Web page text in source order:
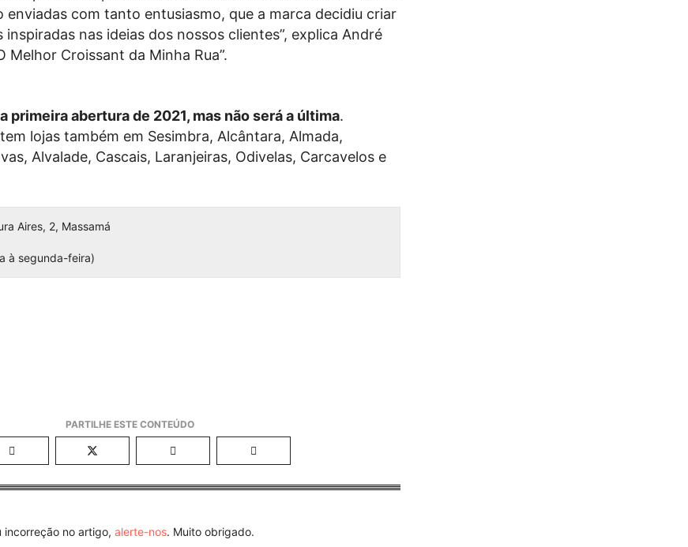
enviadas com tanto entusiasmo, que a marca decidiu criar
inspiradas nas ideias dos nossos clientes”, explica André
Melhor Croissant da Minha Rua”.
primeira abertura de 2021, mas não será a última.
lojas também em Sesimbra, Alcântara, Almada,
Alvalade, Cascais, Laranjeiras, Odivelas, Carcavelos e
Aires, 2, Massamá
à segunda-feira)
incorreção no artigo,alerte-nos. Muito obrigado.